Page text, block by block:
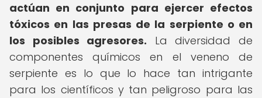
actúan en conjunto para ejercer efectos
tóxicos en las presas de la serpiente o en
los posibles agresores. La diversidad de
componentes químicos en el veneno de
serpiente es lo que lo hace tan intrigante
para los científicos y tan peligroso para las